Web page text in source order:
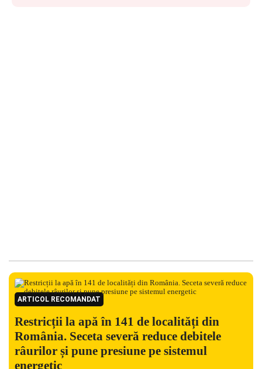
ARTICOL RECOMANDAT
Restricții la apă în 141 de localități din
România. Seceta severă reduce debitele
râurilor și pune presiune pe sistemul
energetic